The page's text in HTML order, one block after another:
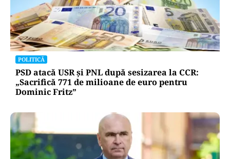
POLITICĂ
PSD atacă USR și PNL după sesizarea la CCR:
„Sacrifică 771 de milioane de euro pentru
Dominic Fritz”